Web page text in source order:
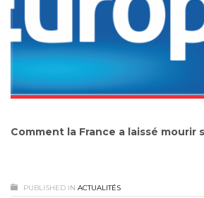
Comment la France a laissé mourir
PUBLISHED IN ACTUALITÉS